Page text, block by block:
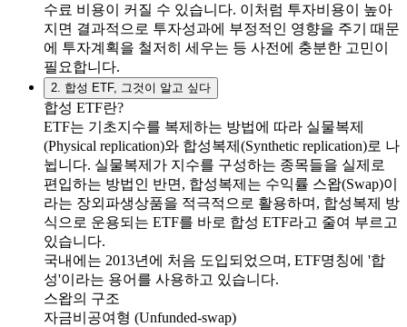
수료 비용이 커질 수 있습니다. 이처럼 투자비용이 높아
지면 결과적으로 투자성과에 부정적인 영향을 주기 때문
에 투자계획을 철저히 세우는 등 사전에 충분한 고민이
필요합니다.
2. 합성 ETF, 그것이 알고 싶다
합성 ETF란?
ETF는 기초지수를 복제하는 방법에 따라 실물복제
(Physical replication)와 합성복제(Synthetic replication)로 나
뉩니다. 실물복제가 지수를 구성하는 종목들을 실제로
편입하는 방법인 반면, 합성복제는 수익률 스왑(Swap)이
라는 장외파생상품을 적극적으로 활용하며, 합성복제 방
식으로 운용되는 ETF를 바로 합성 ETF라고 줄여 부르고
있습니다.
국내에는 2013년에 처음 도입되었으며, ETF명칭에 '합
성'이라는 용어를 사용하고 있습니다.
스왑의 구조
자금비공여형 (Unfunded-swap)